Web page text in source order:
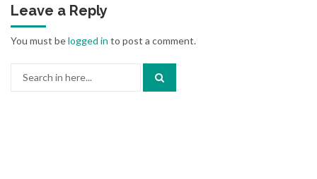
Leave a Reply
You must belogged in to post a comment.